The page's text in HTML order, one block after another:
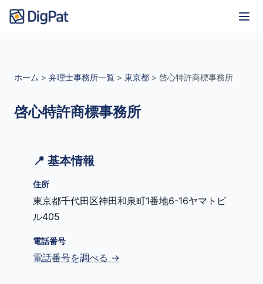
ホーム > 弁理士事務所一覧 > 東京都 > 啓心特許商標事務所
啓心特許商標事務所
📍 基本情報
住所
東京都千代田区神田和泉町1番地6-16ヤマトビ
ル405
電話番号
電話番号を調べる →